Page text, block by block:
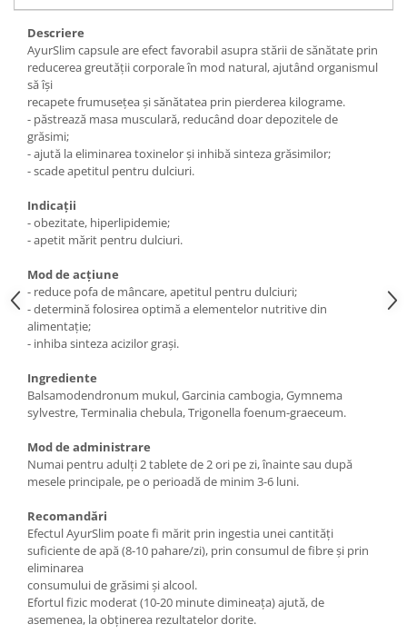
Under Armour
Universal
Vitargo
Weider
Zenana
Descriere
AyurSlim capsule are efect favorabil asupra stării de sănătate prin
reducerea greutății corporale în mod natural, ajutând organismul
să își
recapete frumusețea și sănătatea prin pierderea kilograme.
- păstrează masa musculară, reducând doar depozitele de
grăsimi;
- ajută la eliminarea toxinelor și inhibă sinteza grăsimilor;
- scade apetitul pentru dulciuri.
Indicații
- obezitate, hiperlipidemie;
- apetit mărit pentru dulciuri.
Mod de acțiune
- reduce pofa de mâncare, apetitul pentru dulciuri;
- determină folosirea optimă a elementelor nutritive din
alimentație;
- inhiba sinteza acizilor grași.
Ingrediente
Balsamodendronum mukul, Garcinia cambogia, Gymnema
sylvestre, Terminalia chebula, Trigonella foenum-graeceum.
Mod de administrare
Numai pentru adulți 2 tablete de 2 ori pe zi, înainte sau după
mesele principale, pe o perioadă de minim 3-6 luni.
Recomandări
Efectul AyurSlim poate fi mărit prin ingestia unei cantități
suficiente de apă (8-10 pahare/zi), prin consumul de fibre și prin
eliminarea
consumului de grăsimi și alcool.
Efortul fizic moderat (10-20 minute dimineața) ajută, de
asemenea, la obținerea rezultatelor dorite.